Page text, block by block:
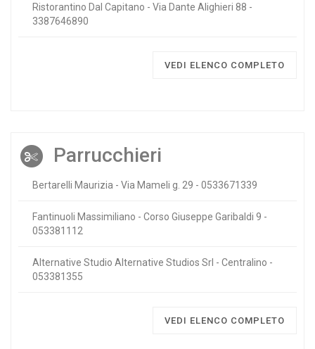
Ristorantino Dal Capitano - Via Dante Alighieri 88 -
3387646890
VEDI ELENCO COMPLETO
Parrucchieri
Bertarelli Maurizia - Via Mameli g. 29 - 0533671339
Fantinuoli Massimiliano - Corso Giuseppe Garibaldi 9 -
053381112
Alternative Studio Alternative Studios Srl - Centralino -
053381355
VEDI ELENCO COMPLETO